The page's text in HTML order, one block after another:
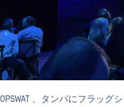
OPSWAT 、タンパにフラッ